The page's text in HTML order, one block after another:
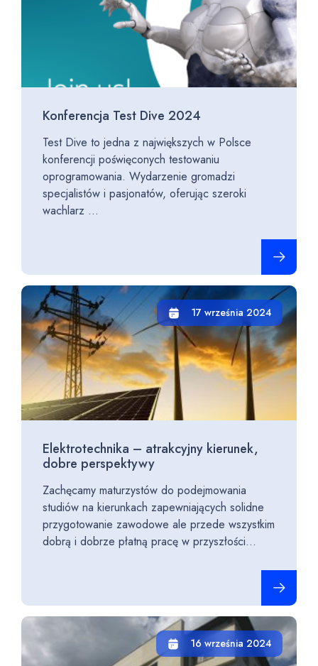
Konferencja Test Dive 2024
Test Dive to jedna z największych w Polsce
konferencji poświęconych testowaniu
oprogramowania. Wydarzenie gromadzi
specjalistów i pasjonatów, oferując szeroki
wachlarz ...
17 września 2024
Elektrotechnika – atrakcyjny kierunek,
dobre perspektywy
Zachęcamy maturzystów do podejmowania
studiów na kierunkach zapewniających solidne
przygotowanie zawodowe ale przede wszystkim
dobrą i dobrze płatną pracę w przyszłości...
16 września 2024